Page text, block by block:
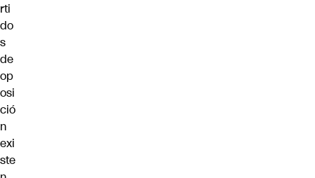
rti
do
s
de
op
osi
ció
n
exi
ste